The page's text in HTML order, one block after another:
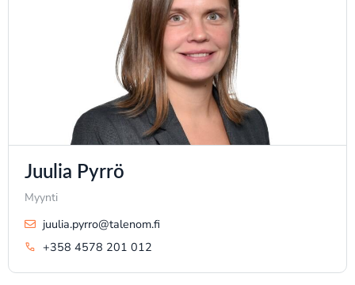
Juulia Pyrrö
Myynti
juulia.pyrro@talenom.fi
+358 4578 201 012